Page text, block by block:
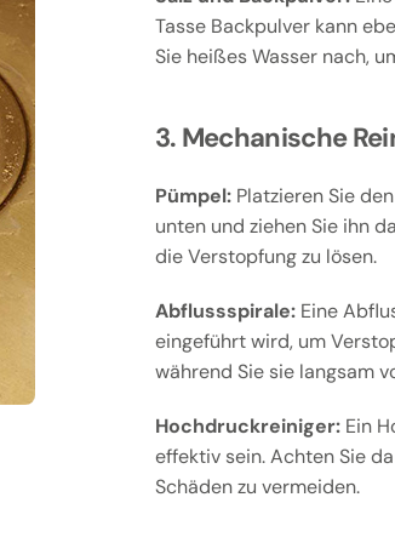
Tasse Backpulver kann
Sie heißes Wasser nach,
3. Mechanische
Pümpel:Platzieren Sie
unten und ziehen Sie ihn
die Verstopfung zu lösen.
Abflussspirale:Eine
eingeführt wird, um
während Sie sie langsam
Hochdruckreiniger:Ein
effektiv sein. Achten Sie
Schäden zu vermeiden.